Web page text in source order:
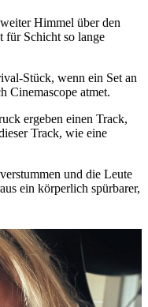
Himmel über den
für Schicht so lange
Stück, wenn ein Set an
Cinemascope atmet.
ergeben einen Track,
Track, wie eine
und die Leute
ein körperlich spürbarer,